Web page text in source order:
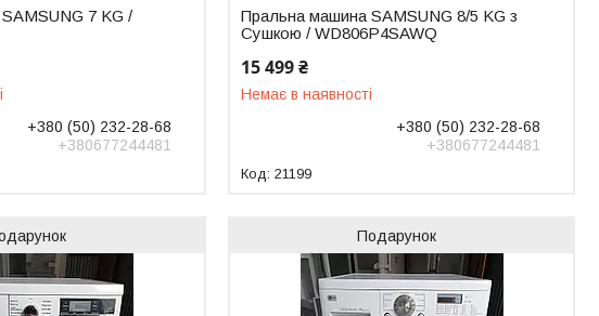
7 KG /
+380 (50) 232-28-68
+380677244481
Пральна машина SAMSUNG 8/5 KG з
Сушкою / WD806P4SAWQ
15 499 ₴
Немає в наявності
+380 (50) 232-28-68
+380677244481
21199
Подарунок